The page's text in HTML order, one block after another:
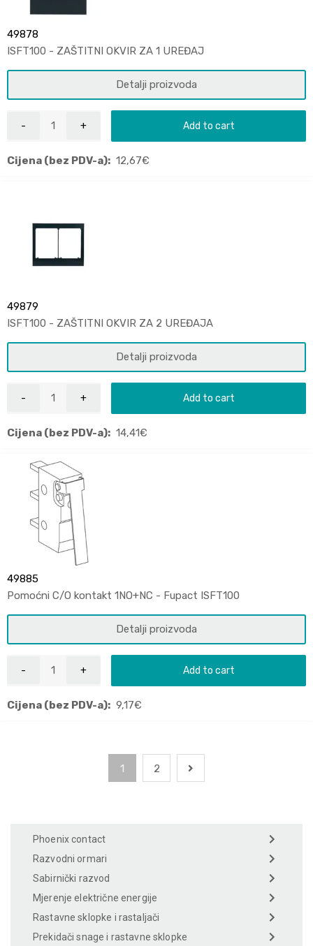
49878
ISFT100 - ZAŠTITNI OKVIR ZA 1 UREĐAJ
Detalji proizvoda
Add to cart
Cijena (bez PDV-a): 12,67€
49879
ISFT100 - ZAŠTITNI OKVIR ZA 2 UREĐAJA
Detalji proizvoda
Add to cart
Cijena (bez PDV-a): 14,41€
49885
Pomoćni C/O kontakt 1NO+NC - Fupact ISFT100
Detalji proizvoda
Add to cart
Cijena (bez PDV-a): 9,17€
1 2
Phoenix contact
Razvodni ormari
Sabirnički razvod
Mjerenje električne energije
Rastavne sklopke i rastaljači
Prekidači snage i rastavne sklopke